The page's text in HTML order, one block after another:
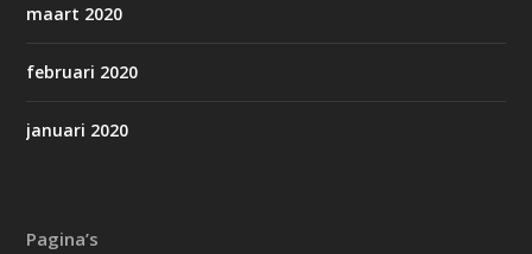
maart 2020
februari 2020
januari 2020
Pagina’s